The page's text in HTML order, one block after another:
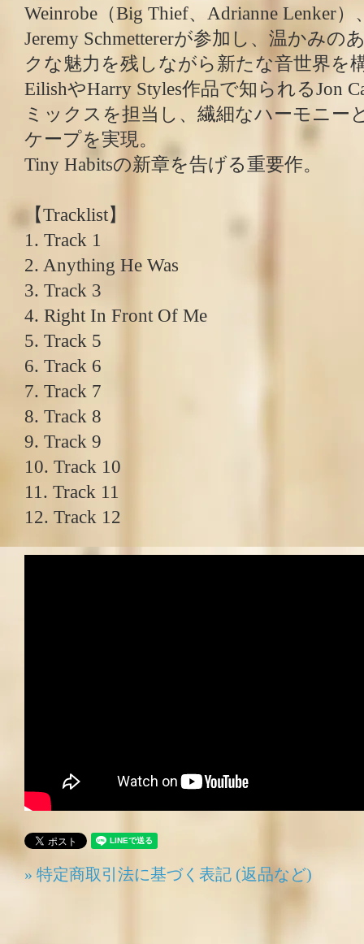
Weinrobe（Big Thief、Adrianne Lenker
Jeremy Schmettererが参加し、温かみの
クな魅力を残しながら新たな音世界を
EilishやHarry Styles作品で知られるJon
ミックスを担当し、繊細なハーモニー
ケープを実現。
Tiny Habitsの新章を告げる重要作。
【Tracklist】
1. Track 1
2. Anything He Was
3. Track 3
4. Right In Front Of Me
5. Track 5
6. Track 6
7. Track 7
8. Track 8
9. Track 9
10. Track 10
11. Track 11
12. Track 12
» 特定商取引法に基づく表記 (返品など)